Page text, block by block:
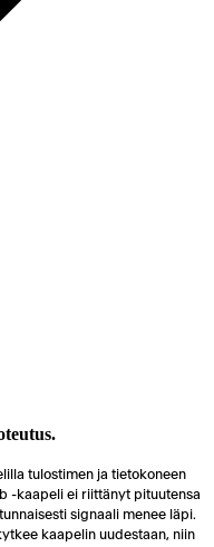
tulostimen ja tietokoneen
-kaapeli ei riittänyt pituutensa
signaali menee läpi.
kaapelin uudestaan, niin